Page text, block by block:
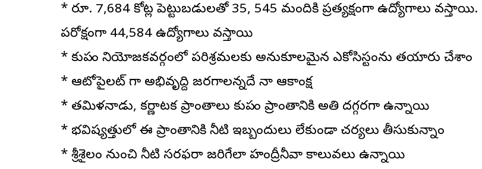
* రూ. 7,684 కోట్ల పెట్టుబడులతో 35, 545 మందికి ప్రత్యక్షంగా ఉద్యోగాలు వస్తాయి.
పరోక్షంగా 44,584 ఉద్యోగాలు వస్తాయి
* కుప్పం నియోజకవర్గంలో పరిశ్రమలకు అనుకూలమైన ఎకోసిస్టంను తయారు చేశాం
* ఆటోపైలట్ గా అభివృద్ది జరగాలన్నదే నా ఆకాంక్ష
* తమిళనాడు, కర్ణాటక ప్రాంతాలు కుప్పం ప్రాంతానికి అతి దగ్గరగా ఉన్నాయి
* భవిష్యత్తులో ఈ ప్రాంతానికి నీటి ఇబ్బందులు లేకుండా చర్యలు తీసుకున్నాం
* శ్రీశైలం నుంచి నీటి సరఫరా జరిగేలా హంద్రీనీవా కాలువలు ఉన్నాయి